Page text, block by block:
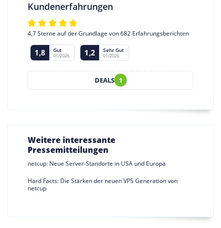
Kundenerfahrungen
4,7 Sterne auf der Grundlage von 682 Erfahrungsberichten
1,8 Gut
01/2026 1,2 Sehr Gut
01/2026
DEALS 1
Weitere interessante
Pressemitteilungen
netcup: Neue Server-Standorte in USA und Europa
Hard Facts: Die Stärken der neuen VPS Generation von
netcup